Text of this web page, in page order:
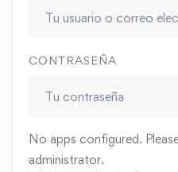
CONTRASEÑA
No apps configured.
administrator.